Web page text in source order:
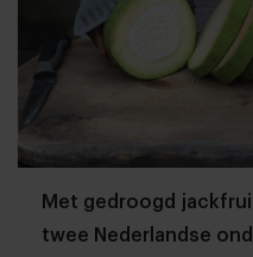
Met gedroogd
twee Nederlandse